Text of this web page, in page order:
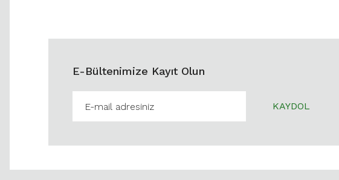
E-Bültenimize Kayıt Olun
KAYDOL